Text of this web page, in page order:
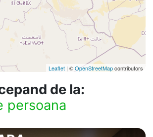
Leaflet | ©OpenStreetMapcontributors
de la:
persoana